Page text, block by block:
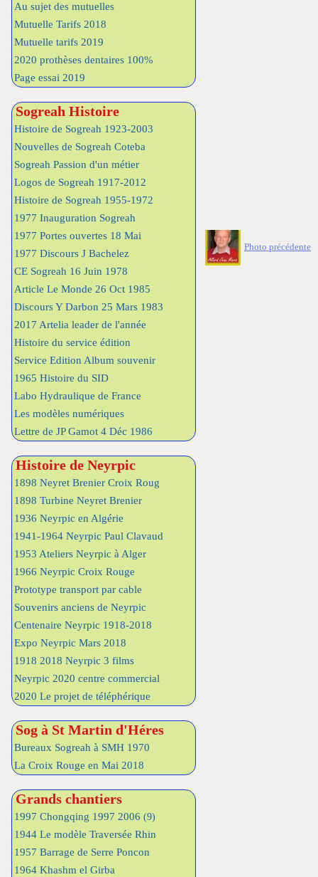
Au sujet des mutuelles
Mutuelle Tarifs 2018
Mutuelle tarifs 2019
2020 prothèses dentaires 100%
Page essai 2019
Sogreah Histoire
Histoire de Sogreah 1923-2003
Nouvelles de Sogreah Coteba
Sogreah Passion d'un métier
Logos de Sogreah 1917-2012
Histoire de Sogreah 1955-1972
1977 Inauguration Sogreah
1977 Portes ouvertes 18 Mai
1977 Discours J Bachelez
CE Sogreah 16 Juin 1978
Article Le Monde 26 Oct 1985
Discours Y Darbon 25 Mars 1983
2017 Artelia leader de l'année
Histoire du service édition
Service Edition Album souvenir
1965 Histoire du SID
Labo Hydraulique de France
Les modèles numériques
Lettre de JP Gamot 4 Déc 1986
Histoire de Neyrpic
1898 Neyret Brenier Croix Roug
1898 Turbine Neyret Brenier
1936 Neyrpic en Algérie
1941-1964 Neyrpic Paul Clavaud
1953 Ateliers Neyrpic à Alger
1966 Neyrpic Croix Rouge
Prototype transport par cable
Souvenirs anciens de Neyrpic
Centenaire Neyrpic 1918-2018
Expo Neyrpic Mars 2018
1918 2018 Neyrpic 3 films
Neyrpic 2020 centre commercial
2020 Le projet de téléphérique
Sog à St Martin d'Héres
Bureaux Sogreah à SMH 1970
La Croix Rouge en Mai 2018
Grands chantiers
1997 Chongqing 1997 2006 (9)
1944 Le modèle Traversée Rhin
1957 Barrage de Serre Poncon
1964 Khashm el Girba
Photo précédente